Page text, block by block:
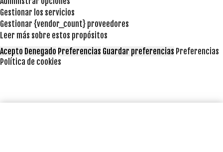
Gestionar los servicios
Gestionar {vendor_count} proveedores
Leer más sobre estos propósitos
Acepto Denegado Preferencias Guardar preferencias Preferencias
Política de cookies